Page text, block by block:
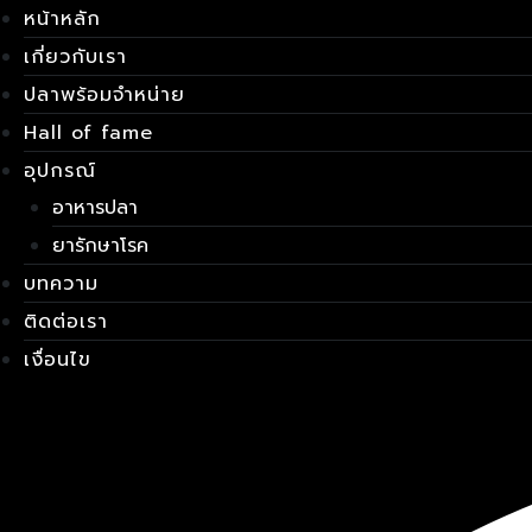
Skip
to
content
หน้าหลัก
เกี่ยวกับเรา
ปลาพร้อมจำหน่าย
Hall of fame
อุปกรณ์
อาหารปลา
ยารักษาโรค
บทความ
ติดต่อเรา
เงื่อนไข
เมนู